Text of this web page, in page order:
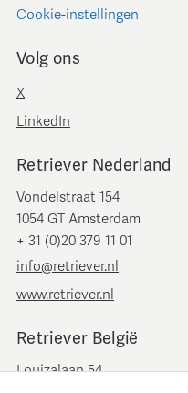
Cookie-instellingen
Volg ons
X
LinkedIn
Retriever Nederland
Vondelstraat 154
1054 GT Amsterdam
+ 31 (0)20 379 11 01
info@retriever.nl
www.retriever.nl
Retriever België
Louizalaan 54